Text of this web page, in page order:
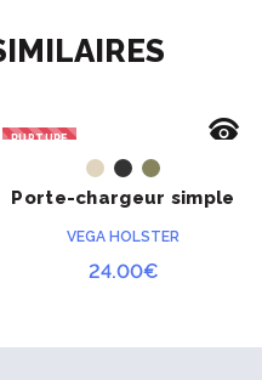
mm
: +/-3
x 5,3 cm
RUPTURE
ACHETER
Porte-chargeur simple
VEGA HOLSTER
24.00€